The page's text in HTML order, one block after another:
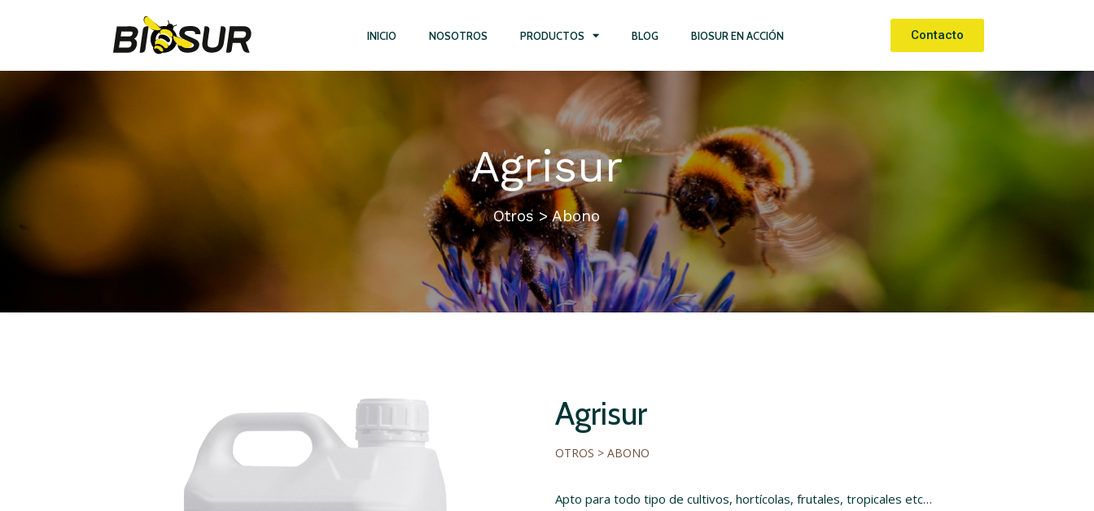
INICIO NOSOTROS PRODUCTOS BLOG BIOSUR EN ACCIÓN Contacto
Agrisur
Otros > Abono
Agrisur
OTROS > ABONO
Apto para todo tipo de cultivos, hortícolas, frutales, tropicales etc…